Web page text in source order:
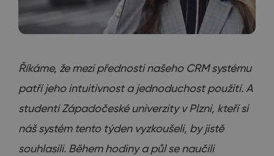
Říkáme, že mezi přednosti našeho CRM systému
patří jeho intuitivnost a jednoduchost použití. A
studenti Západočeské univerzity v Plzni, kteří si
náš systém tento týden vyzkoušeli, by jistě
souhlasili. Během hodiny a půl se naučili